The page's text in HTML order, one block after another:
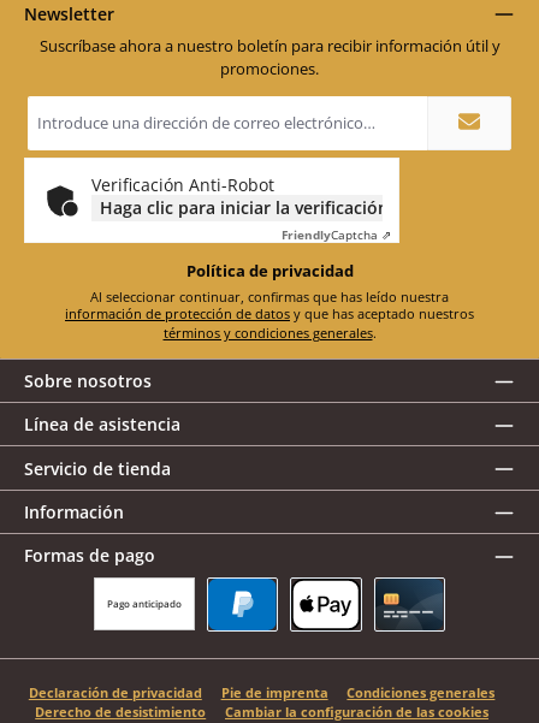
Newsletter
Suscríbase ahora a nuestro boletín para recibir información útil y
promociones.
Dirección
de
electrónico
Verificación Anti-Robot
Haga clic para iniciar la verificación
FriendlyCaptcha ⇗
Política de privacidad
información de protección de datos
términos y condiciones generales.
Sobre nosotros
Línea de asistencia
Servicio de tienda
Información
Formas de pago
Pago anticipado
Declaración de privacidad Pie de imprenta
Condiciones generales
Derecho de desistimiento
Cambiar la configuración de las cookies